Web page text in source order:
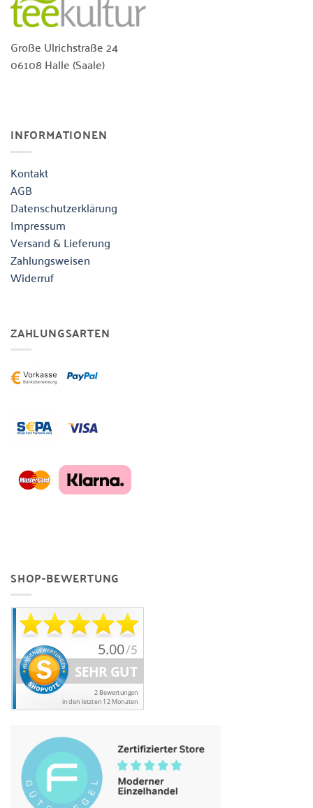
Große Ulrichstraße 24
06108 Halle (Saale)
INFORMATIONEN
Kontakt
AGB
Datenschutzerklärung
Impressum
Versand & Lieferung
Zahlungsweisen
Widerruf
ZAHLUNGSARTEN
SHOP-BEWERTUNG